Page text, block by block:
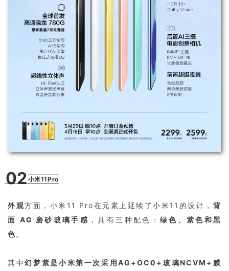
02小米11Pro
外观方面，小米11 Pro在元素上延续了小米11的设计，背
面 AG 磨砂玻璃手感 ，具有三种配色： 绿色、紫色和黑
色。
其中幻梦紫是小米第一次采用AG+OC0+玻璃NCVM+膜